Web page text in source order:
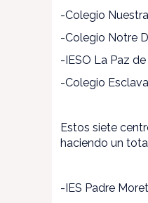
-Colegio
-Colegio Notre
-IESO La Paz
-Colegio
Estos siete
haciendo un
-IES Padre